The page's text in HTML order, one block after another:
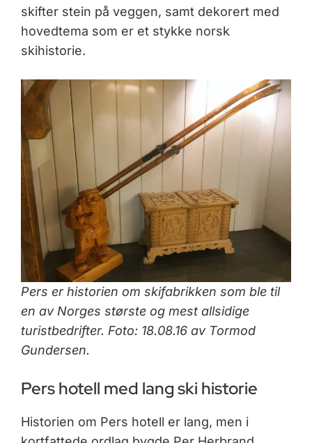
skifter stein på veggen, samt dekorert med
hovedtema som er et stykke norsk
skihistorie.
Pers er historien om skifabrikken som ble til
en av Norges største og mest allsidige
turistbedrifter. Foto: 18.08.16 av Tormod
Gundersen.
Pers hotell med lang ski historie
Historien om Pers hotell er lang, men i